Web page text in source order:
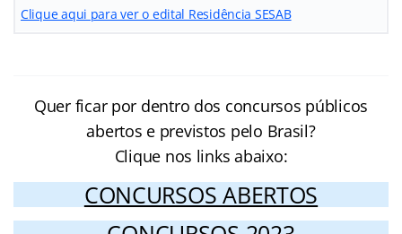
Clique aqui para ver o edital Residência SESAB
Quer ficar por dentro dos concursos públicos
abertos e previstos pelo Brasil?
Clique nos links abaixo:
CONCURSOS ABERTOS